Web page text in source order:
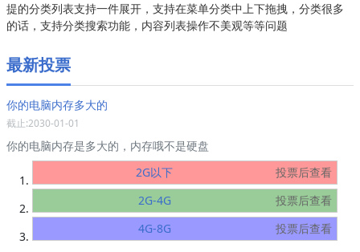
提的分类列表支持一件展开，支持在菜单分类中上下拖拽，分类很多
的话，支持分类搜索功能，内容列表操作不美观等等问题
最新投票
你的电脑内存多大的
截止:2030-01-01
你的电脑内存是多大的，内存哦不是硬盘
2G以下
投票后查看
2G-4G
投票后查看
4G-8G
投票后查看